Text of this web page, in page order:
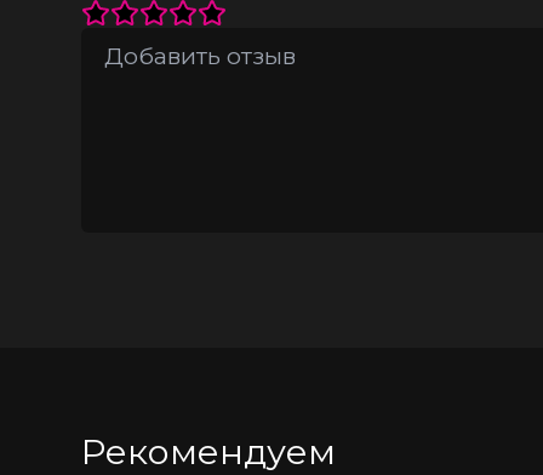
Роскошный уход: после высыхания
Рекомендуем